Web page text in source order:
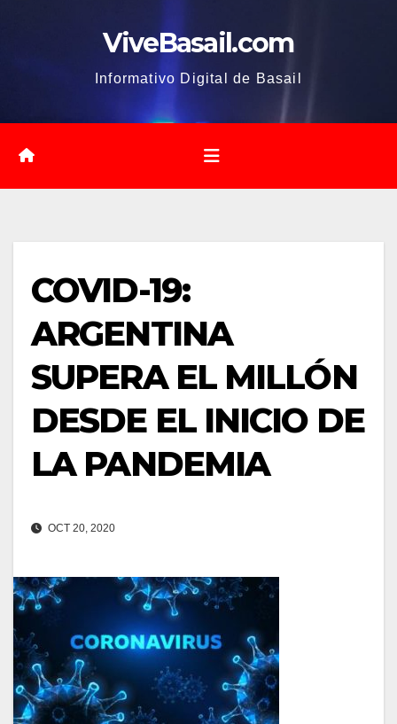
ViveBasail.com
Informativo Digital de Basail
COVID-19:
ARGENTINA
SUPERA EL MILLÓN
DESDE EL INICIO DE
LA PANDEMIA
OCT 20, 2020